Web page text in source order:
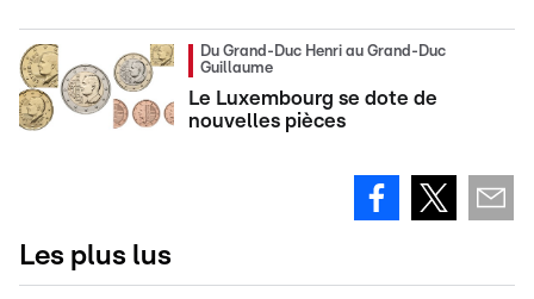
Du Grand-Duc Henri au Grand-Duc
Guillaume
Le Luxembourg se dote de
nouvelles pièces
Les plus lus